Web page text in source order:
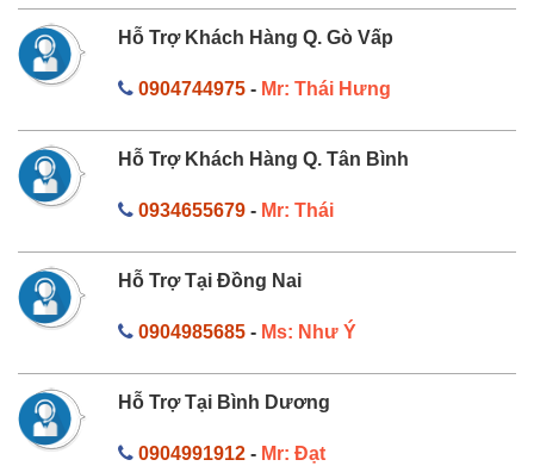
Hỗ Trợ Khách Hàng Q. Gò Vấp
0904744975- Mr: Thái Hưng
Hỗ Trợ Khách Hàng Q. Tân Bình
0934655679- Mr: Thái
Hỗ Trợ Tại Đồng Nai
0904985685- Ms: Như Ý
Hỗ Trợ Tại Bình Dương
0904991912- Mr: Đạt